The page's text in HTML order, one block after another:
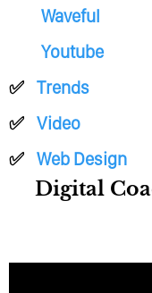
Waveful
Youtube
Trends
Video
Web Design
Digital